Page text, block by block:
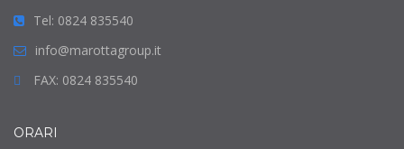
Tel: 0824 835540
info@marottagroup.it
FAX: 0824 835540
ORARI